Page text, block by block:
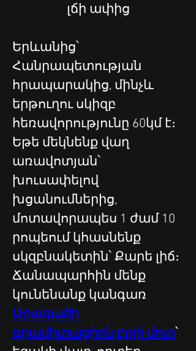
լճի ափից
Երևանից՝
Հանրապետության
հրապարակից, մինչև
երթուղու սկիզբ
հեռավորությունը 60կմ է։
Եթե մեկնենք վաղ
առավոտյան՝
խուսափելով
խցանումներից,
մոտավորապես 1 ժամ 10
րոպեում կհասնենք
սկզբնակետին՝ Քարե լիճ։
Ճանապարհին մենք
կունենանք կանգառ
Արագածի
գրավիտացիոն բլրի մոտ՝